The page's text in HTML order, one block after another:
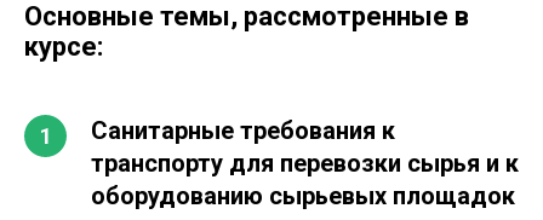
Основные темы, рассмотренные в
курсе:
Санитарные требования к
транспорту для перевозки сырья и к
оборудованию сырьевых площадок